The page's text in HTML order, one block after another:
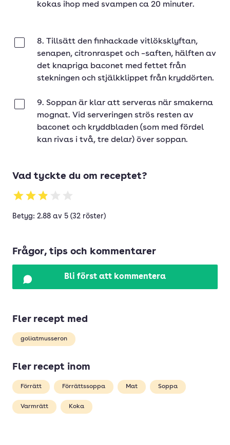
kokas ihop med svampen ca 20 minuter.
8. Tillsätt den finhackade vitlöksklyftan,
senapen, citronraspet och –saften, hälften av
det knapriga baconet med fettet från
stekningen och stjälkklippet från kryddörten.
9. Soppan är klar att serveras när smakerna
mognat. Vid serveringen strös resten av
baconet och kryddbladen (som med fördel
kan rivas i två, tre delar) över soppan.
Vad tyckte du om receptet?
Betyg: 2.88 av 5 (32 röster)
Frågor, tips och kommentarer
Bli först att kommentera
Fler recept med
goliatmusseron
Fler recept inom
Förrätt Förrättssoppa Mat Soppa
Varmrätt Koka